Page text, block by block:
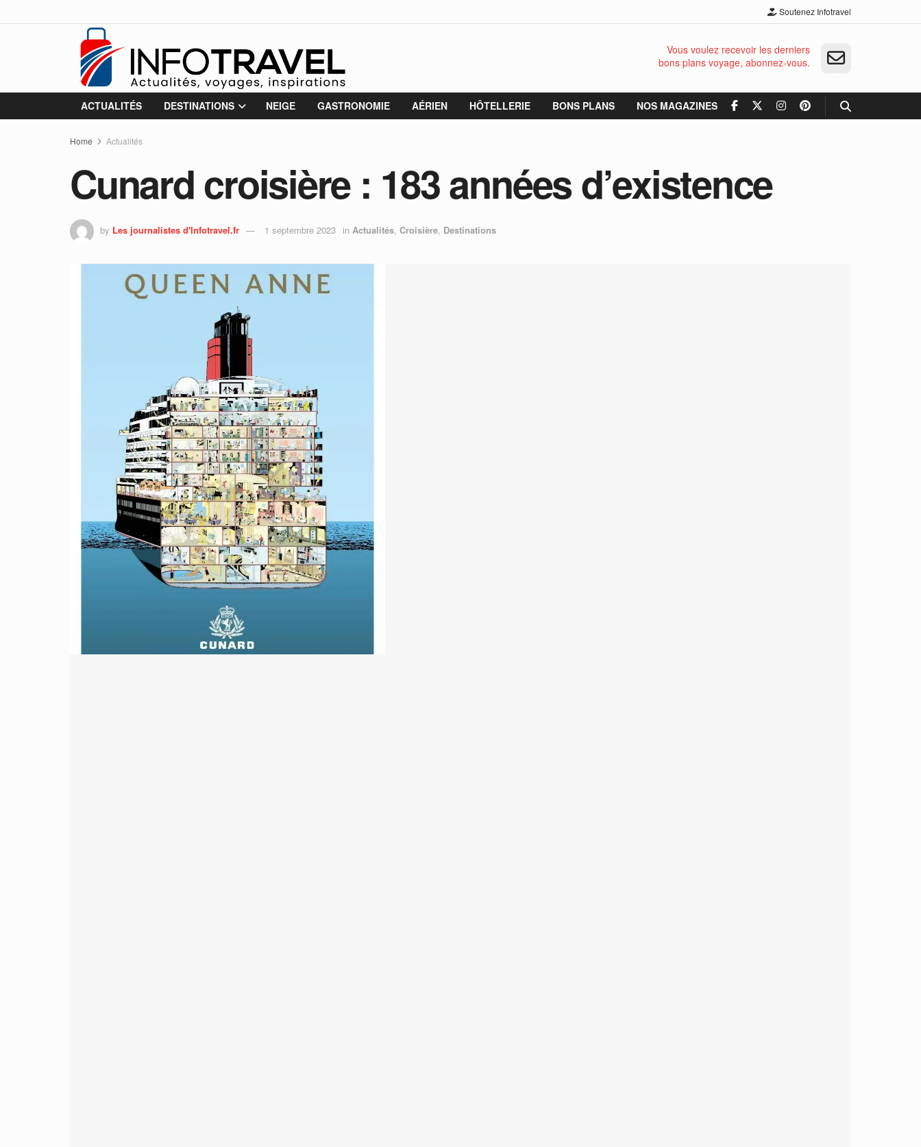
Soutenez Infotravel
Vous voulez recevoir les derniers
bons plans voyage, abonnez-vous.
ACTUALITÉS DESTINATIONS NEIGE GASTRONOMIE AÉRIEN HÔTELLERIE BONS PLANS NOS MAGAZINES
Home Actualités
Cunard croisière : 183 années d’existence
by Les journalistes d'Infotravel.fr 1 septembre 2023 in Actualités, Croisière, Destinations